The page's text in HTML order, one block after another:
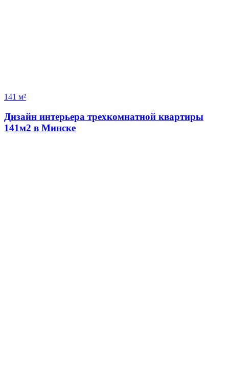
141 м²
Дизайн интерьера трехкомнатной квартиры
141м2 в Минске